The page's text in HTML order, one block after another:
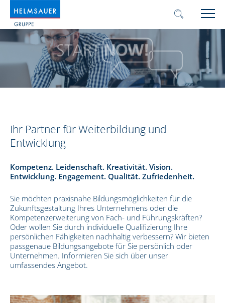
Ihr Partner für Weiterbildung und
Entwicklung
Kompetenz. Leidenschaft. Kreativität. Vision.
Entwicklung. Engagement. Qualität. Zufriedenheit.
Sie möchten praxisnahe Bildungsmöglichkeiten für die
Zukunftsgestaltung Ihres Unternehmens oder die
Kompetenzerweiterung von Fach- und Führungskräften?
Oder wollen Sie durch individuelle Qualifizierung Ihre
persönlichen Fähigkeiten nachhaltig verbessern? Wir bieten
passgenaue Bildungsangebote für Sie persönlich oder
Unternehmen. Informieren Sie sich über unser
umfassendes Angebot.